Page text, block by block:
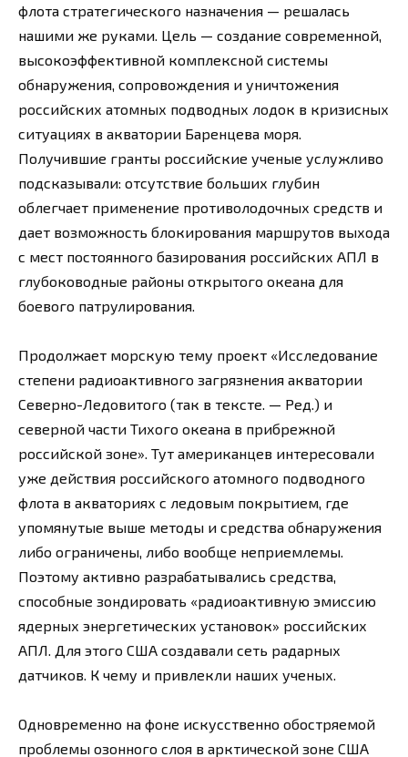
флота стратегического назначения — решалась
нашими же руками. Цель — создание современной,
высокоэффективной комплексной системы
обнаружения, сопровождения и уничтожения
российских атомных подводных лодок в кризисных
ситуациях в акватории Баренцева моря.
Получившие гранты российские ученые услужливо
подсказывали: отсутствие больших глубин
облегчает применение противолодочных средств и
дает возможность блокирования маршрутов выхода
с мест постоянного базирования российских АПЛ в
глубоководные районы открытого океана для
боевого патрулирования.
Продолжает морскую тему проект «Исследование
степени радиоактивного загрязнения акватории
Северно-Ледовитого (так в тексте. — Ред.) и
северной части Тихого океана в прибрежной
российской зоне». Тут американцев интересовали
уже действия российского атомного подводного
флота в акваториях с ледовым покрытием, где
упомянутые выше методы и средства обнаружения
либо ограничены, либо вообще неприемлемы.
Поэтому активно разрабатывались средства,
способные зондировать «радиоактивную эмиссию
ядерных энергетических установок» российских
АПЛ. Для этого США создавали сеть радарных
датчиков. К чему и привлекли наших ученых.
Одновременно на фоне искусственно обостряемой
проблемы озонного слоя в арктической зоне США